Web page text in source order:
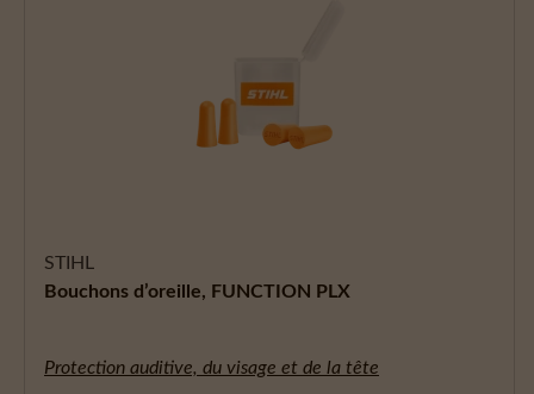
STIHL
Bouchons d’oreille, FUNCTION PLX
Protection auditive, du visage et de la tête